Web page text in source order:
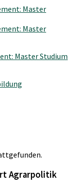
Master Studium
Agrarpolitik